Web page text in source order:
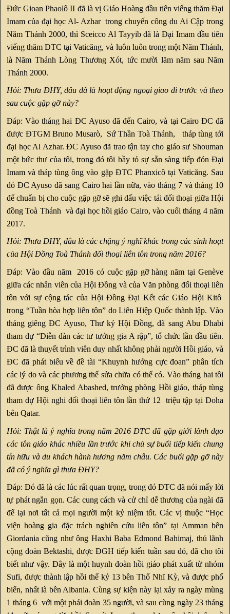
Đức Gioan Phaolô II đã là vị Giáo Hoàng đầu tiên viếng thăm Đại
Imam của đại học Al- Azhar trong chuyến công du Ai Cập trong
Năm Thánh 2000, thì Sceicco Al Tayyib đã là Đại Imam đầu tiên
viếng thăm ĐTC tại Vaticăng, và luôn luôn trong một Năm Thánh,
là Năm Thánh Lòng Thương Xót, tức mười lăm năm sau Năm
Thánh 2000.
Hỏi: Thưa ĐHY, đâu đã là hoạt động ngoại giao đi trước và theo
sau cuộc gặp gỡ này?
Đáp: Vào tháng hai ĐC Ayuso đã đến Cairo, và tại Cairo ĐC đã
được ĐTGM Bruno Musarò, Sứ Thần Toà Thánh, tháp tùng tới
đại học Al Azhar. ĐC Ayuso đã trao tận tay cho giáo sư Shouman
một bức thư của tôi, trong đó tôi bầy tỏ sự sẵn sàng tiếp đón Đại
Imam và tháp tùng ông vào gặp ĐTC Phanxicô tại Vaticăng. Sau
đó ĐC Ayuso đã sang Cairo hai lần nữa, vào tháng 7 và tháng 10
để chuẩn bị cho cuộc gặp gỡ sẽ ghi dấu việc tái đối thoại giữa Hội
đồng Toà Thánh và đại học hồi giáo Cairo, vào cuối tháng 4 năm
2017.
Hỏi: Thưa ĐHY, đâu là các chặng ý nghĩ khác trong các sinh hoạt
của Hội Đồng Toà Thánh đối thoại liên tôn trong năm 2016?
Đáp: Vào đầu năm 2016 có cuộc gặp gỡ hàng năm tại Genève
giữa các nhân viên của Hội Đồng và của Văn phòng đối thoại liên
tôn với sự cộng tác của Hội Đồng Đại Kết các Giáo Hội Kitô
trong “Tuần hòa hợp liên tôn” do Liên Hiệp Quốc thành lập. Vào
tháng giêng ĐC Ayuso, Thư ký Hội Đồng, đã sang Abu Dhabi
tham dự “Diễn đàn các tư tưởng gia A rập”, tổ chức lần đầu tiên.
ĐC đã là thuyết trình viên duy nhất không phải người Hồi giáo, và
ĐC đã phát biểu về đề tài “Khuynh hướng cực đoan” phân tích
các lý do và các phương thế sửa chữa có thể có. Vào tháng hai tôi
đã được ông Khaled Abashed, trưởng phòng Hồi giáo, tháp tùng
tham dự Hội nghi đối thoại liên tôn lần thứ 12 triệu tập tại Doha
bên Qatar.
Hỏi: Thật là ý nghĩa trong năm 2016 ĐTC đã gặp giới lãnh đạo
các tôn giáo khác nhiều lần trước khi chủ sự buổi tiếp kiến chung
tín hữu và du khách hành hương năm châu. Các buổi gặp gỡ này
đã có ý nghĩa gì thưa ĐHY?
Đáp: Đó đã là các lúc rất quan trọng, trong đó ĐTC đã nói mấy lời
tự phát ngắn gọn. Các cung cách và cử chỉ dễ thương của ngài đã
để lại nơi tất cả mọi người một kỷ niệm tốt. Các vị thuộc “Học
viện hoàng gia đặc trách nghiên cứu liên tôn” tại Amman bên
Giordania cũng như ông Haxhi Baba Edmond Bahimaj, thủ lãnh
cộng đoàn Bektashi, được ĐGH tiếp kiến tuần sau đó, đã cho tôi
biết như vậy. Đây là một huynh đoàn hồi giáo phát xuất từ nhóm
Sufi, được thành lập hồi thế kỷ 13 bên Thổ Nhĩ Kỳ, và được phổ
biến, nhất là bên Albania. Cùng sự kiện này lại xảy ra ngày mùng
1 tháng 6 với một phái đoàn 35 người, và sau cùng ngày 23 tháng